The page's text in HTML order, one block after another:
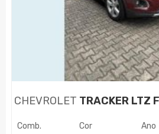
CHEVROLET TRACKER LTZ
Comb. Cor Ano